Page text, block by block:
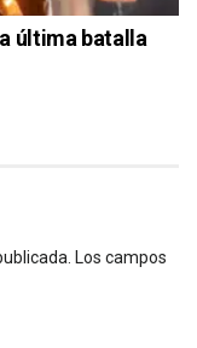
última batalla
Los campos